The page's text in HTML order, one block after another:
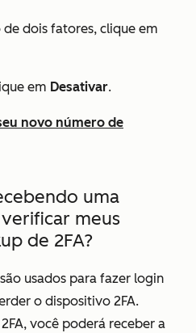
dois fatores, clique em
em Desativar.
novo número de
uma
meus
de 2FA?
usados para fazer login
o dispositivo 2FA.
você poderá receber a